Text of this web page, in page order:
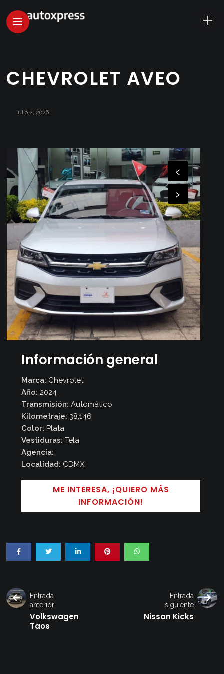
Inicio
Secciones
Revista
Autoxpress
TV
Videos
CHEVROLET AVEO
julio 2, 2026
‹
›
Información general
Marca: Chevrolet
Año: 2024
Transmisión: Automático
Kilometraje: 38,146
Color: Plata
Vestiduras: Tela
Agencia:
Localidad: CDMX
ME INTERESA, ¡QUIERO MÁS
INFORMACIÓN!
Entrada
anterior
Volkswagen
Taos
Entrada
siguiente
Nissan Kicks